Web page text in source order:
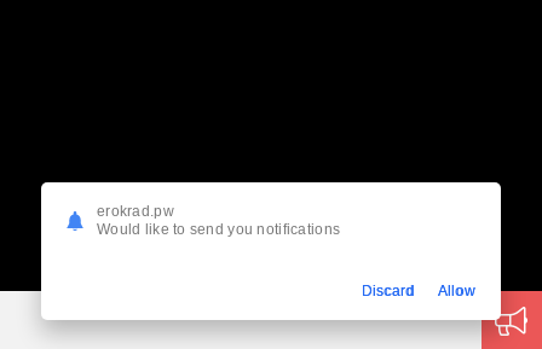
erokrad.pw
Would like to send you notifications
Discard Allow